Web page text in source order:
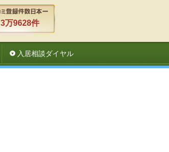
3万9628件
入居相談ダイヤル